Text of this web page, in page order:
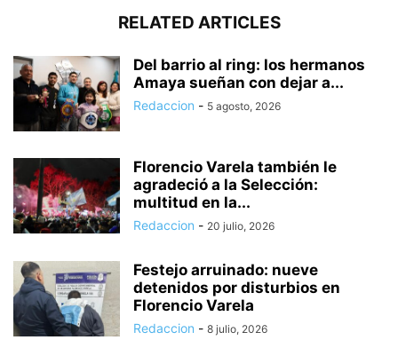
RELATED ARTICLES
Del barrio al ring: los hermanos
Amaya sueñan con dejar a...
Redaccion - 5 agosto, 2026
Florencio Varela también le
agradeció a la Selección:
multitud en la...
Redaccion - 20 julio, 2026
Festejo arruinado: nueve
detenidos por disturbios en
Florencio Varela
Redaccion - 8 julio, 2026